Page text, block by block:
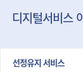
디지털서비스
선정유지 서비스